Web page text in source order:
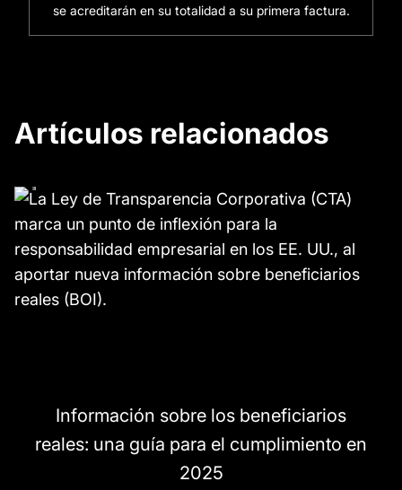
se acreditarán en su totalidad a su primera factura.
Artículos relacionados
Información sobre los beneficiarios
reales: una guía para el cumplimiento en
2025